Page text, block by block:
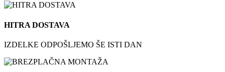
HITRA DOSTAVA
IZDELKE ODPOŠLJEMO ŠE ISTI DAN